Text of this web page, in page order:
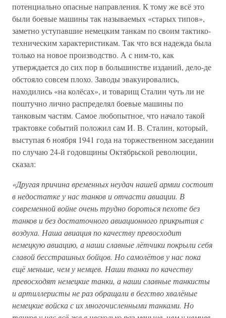
потенциально опасные направления. К тому же всё это
были боевые машины так называемых «старых типов»,
заметно уступавшие немецким танкам по своим тактико-
техническим характеристикам. Так что вся надежда была
только на новое производство. А с ним-то, как
утверждается до сих пор в большинстве изданий, дело-де
обстояло совсем плохо. Заводы эвакуировались,
находились «на колёсах», и товарищ Сталин чуть ли не
поштучно лично распределял боевые машины по
танковым частям. Самое любопытное, что начало такой
трактовке событий положил сам И. В. Сталин, который,
выступая 6 ноября 1941 года на торжественном заседании
по случаю 24-й годовщины Октябрьской революции,
сказал:
«Другая причина временных неудач нашей армии состоит
в недостатке у нас танков и отчасти авиации. В
современной войне очень трудно бороться пехоте без
танков и без достаточного авиационного прикрытия с
воздуха. Наша авиация по качеству превосходит
немецкую авиацию, а наши славные лётчики покрыли себя
славой бесстрашных бойцов. Но самолётов у нас пока
ещё меньше, чем у немцев. Наши танки по качеству
превосходят немецкие танки, а наши славные танкисты
и артиллеристы не раз обращали в бегство хвалёные
немецкие войска с их многочисленными танками. Но